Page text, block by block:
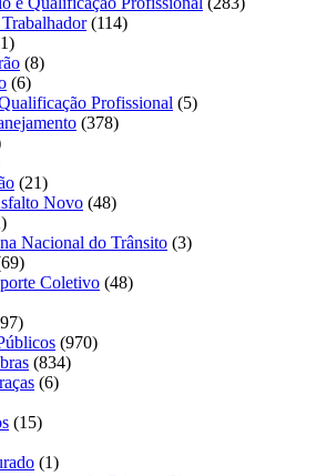
(114)
(8)
(6)
Profissional (5)
(378)
(21)
Novo (48)
Nacional do Trânsito (3)
Coletivo (48)
(970)
(834)
(6)
(15)
(1)